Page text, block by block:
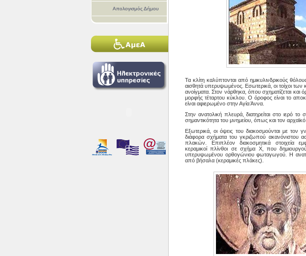
Απολογισμός Δήμου
Καστοριάς
Τα κλίτη καλύπτονται από ημικυλινδρικούς
αισθητά υπερυψωμένος. Εσωτερικά, οι τοίχοι των
ανοίγματα. Στον νάρθηκα, όπου σχηματίζεται και
μορφής τέταρτου κύκλου. Ο όροφος είναι το
είναι αφιερωμένο στην Αγία Άννα.
Στην ανατολική πλευρά, διατηρείται στο ιερό το
σημαντικότητα του μνημείου, όπως και τον
Εξωτερικά, οι όψεις του διακοσμούνται με τον
διάφορα σχήματα του γκριζωπού ακανόνιστου
πλακών. Επιπλέον διακοσμητικά στοιχεία
κεραμικοί πλίνθοι σε σχήμα Χ, που
υπερυψωμένου ορθογώνιου φωταγωγού. Η
από βήσαλα (κεραμικές πλάκες).